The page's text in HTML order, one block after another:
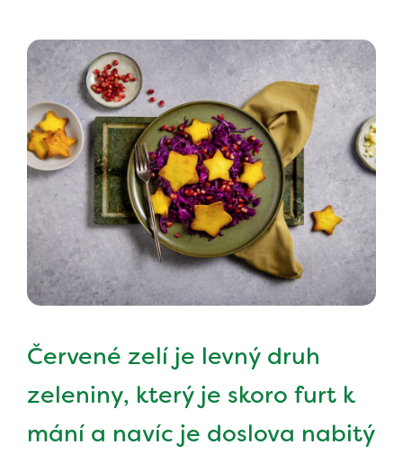
Červené zelí je levný druh
zeleniny, který je skoro furt k
mání a navíc je doslova nabitý